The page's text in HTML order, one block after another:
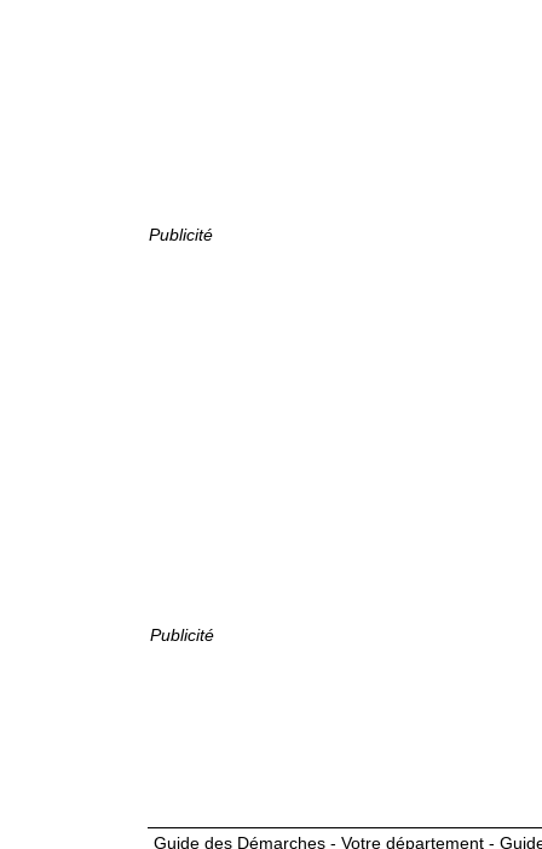
Publicité
Publicité
Guide des Démarches - Votre département -